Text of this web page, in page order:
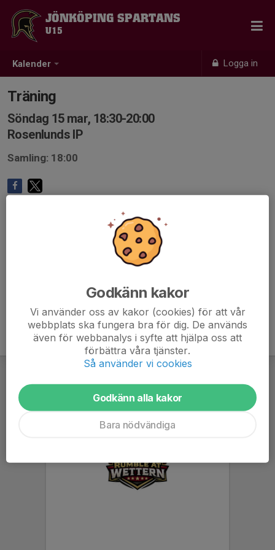
Kalender Logga in
JÖNKÖPING SPARTANS
U15
Träning
Söndag 15 mar, 18:30-20:00
Rosenlunds IP
Samling: 18:00
Godkänn kakor
Vi använder oss av kakor (cookies) för att vår
webbplats ska fungera bra för dig. De används
även för webbanalys i syfte att hjälpa oss att
förbättra våra tjänster.
Så använder vi cookies
Godkänn alla kakor
Bara nödvändiga